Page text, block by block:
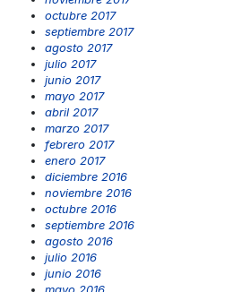
octubre 2017
septiembre 2017
agosto 2017
julio 2017
junio 2017
mayo 2017
abril 2017
marzo 2017
febrero 2017
enero 2017
diciembre 2016
noviembre 2016
octubre 2016
septiembre 2016
agosto 2016
julio 2016
junio 2016
mayo 2016